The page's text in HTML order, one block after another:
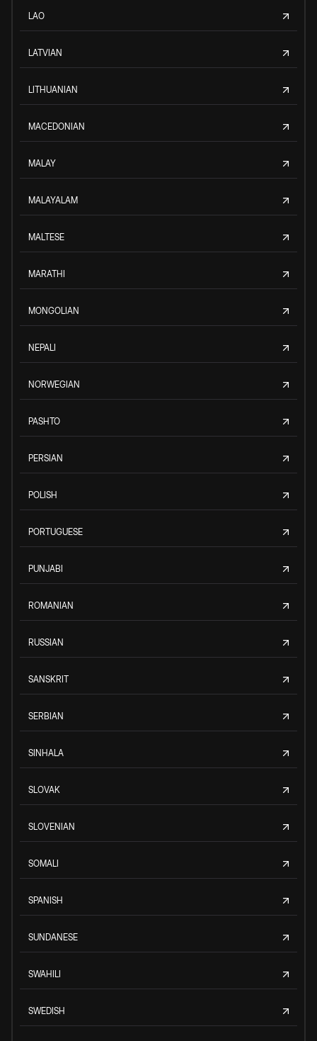
LAO
LATVIAN
LITHUANIAN
MACEDONIAN
MALAY
MALAYALAM
MALTESE
MARATHI
MONGOLIAN
NEPALI
NORWEGIAN
PASHTO
PERSIAN
POLISH
PORTUGUESE
PUNJABI
ROMANIAN
RUSSIAN
SANSKRIT
SERBIAN
SINHALA
SLOVAK
SLOVENIAN
SOMALI
SPANISH
SUNDANESE
SWAHILI
SWEDISH